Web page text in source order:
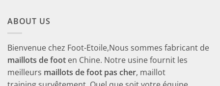
ABOUT US
Bienvenue chez Foot-Etoile,Nous sommes fabricant de
maillots de foot en Chine. Notre usine fournit les
meilleurs maillots de foot pas cher, maillot